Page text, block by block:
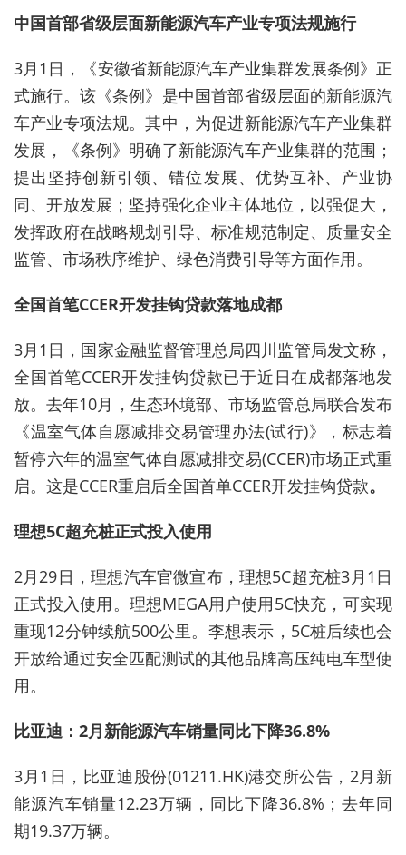
中国首部省级层面新能源汽车产业专项法规施行
3月1日，《安徽省新能源汽车产业集群发展条例》正
式施行。该《条例》是中国首部省级层面的新能源汽
车产业专项法规。其中，为促进新能源汽车产业集群
发展，《条例》明确了新能源汽车产业集群的范围；
提出坚持创新引领、错位发展、优势互补、产业协
同、开放发展；坚持强化企业主体地位，以强促大，
发挥政府在战略规划引导、标准规范制定、质量安全
监管、市场秩序维护、绿色消费引导等方面作用。
全国首笔CCER开发挂钩贷款落地成都
3月1日，国家金融监督管理总局四川监管局发文称，
全国首笔CCER开发挂钩贷款已于近日在成都落地发
放。去年10月，生态环境部、市场监管总局联合发布
《温室气体自愿减排交易管理办法(试行)》，标志着
暂停六年的温室气体自愿减排交易(CCER)市场正式重
启。这是CCER重启后全国首单CCER开发挂钩贷款。
理想5C超充桩正式投入使用
2月29日，理想汽车官微宣布，理想5C超充桩3月1日
正式投入使用。理想MEGA用户使用5C快充，可实现
重现12分钟续航500公里。李想表示，5C桩后续也会
开放给通过安全匹配测试的其他品牌高压纯电车型使
用。
比亚迪：2月新能源汽车销量同比下降36.8%
3月1日，比亚迪股份(01211.HK)港交所公告，2月新
能源汽车销量12.23万辆，同比下降36.8%；去年同
期19.37万辆。